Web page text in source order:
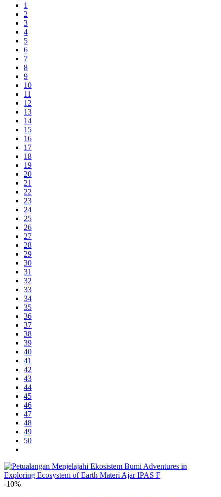
1
2
3
4
5
6
7
8
9
10
11
12
13
14
15
16
17
18
19
20
21
22
23
24
25
26
27
28
29
30
31
32
33
34
35
36
37
38
39
40
41
42
43
44
45
46
47
48
49
50
-10%